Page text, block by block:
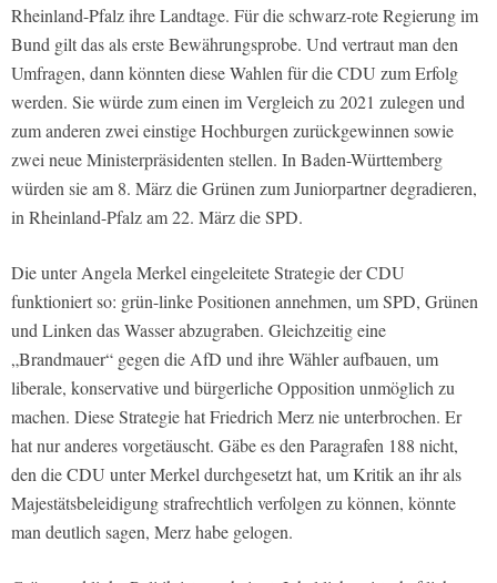
Rheinland-Pfalz ihre Landtage. Für die schwarz-rote Regierung im
Bund gilt das als erste Bewährungsprobe. Und vertraut man den
Umfragen, dann könnten diese Wahlen für die CDU zum Erfolg
werden. Sie würde zum einen im Vergleich zu 2021 zulegen und
zum anderen zwei einstige Hochburgen zurückgewinnen sowie
zwei neue Ministerpräsidenten stellen. In Baden-Württemberg
würden sie am 8. März die Grünen zum Juniorpartner degradieren,
in Rheinland-Pfalz am 22. März die SPD.
Die unter Angela Merkel eingeleitete Strategie der CDU
funktioniert so: grün-linke Positionen annehmen, um SPD, Grünen
und Linken das Wasser abzugraben. Gleichzeitig eine
„Brandmauer“ gegen die AfD und ihre Wähler aufbauen, um
liberale, konservative und bürgerliche Opposition unmöglich zu
machen. Diese Strategie hat Friedrich Merz nie unterbrochen. Er
hat nur anderes vorgetäuscht. Gäbe es den Paragrafen 188 nicht,
den die CDU unter Merkel durchgesetzt hat, um Kritik an ihr als
Majestätsbeleidigung strafrechtlich verfolgen zu können, könnte
man deutlich sagen, Merz habe gelogen.